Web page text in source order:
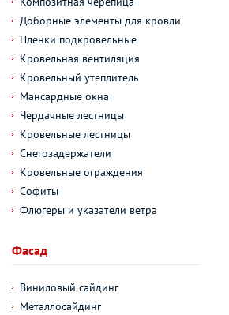
Доборные элементы для кровли
Пленки подкровельные
Кровельная вентиляция
Кровельный утеплитель
Мансардные окна
Чердачные лестницы
Кровельные лестницы
Снегозадержатели
Кровельные ограждения
Софиты
Флюгеры и указатели ветра
Фасад
Виниловый сайдинг
Металлосайдинг